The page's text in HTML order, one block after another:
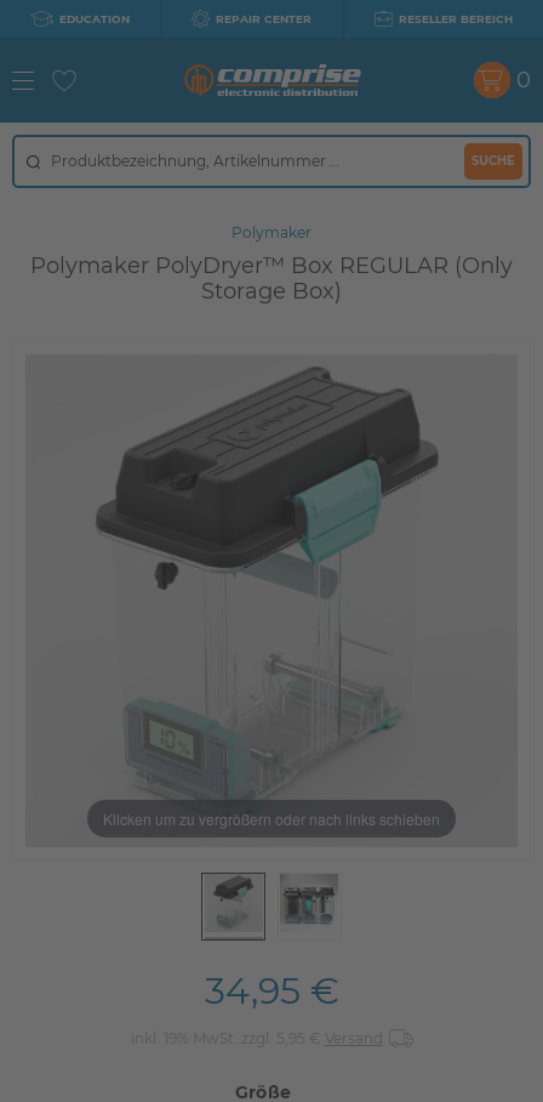
EDUCATION REPAIR CENTER RESELLER BEREICH
SUCHE
0
Polymaker
Polymaker PolyDryer™ Box REGULAR (Only
Storage Box)
Klicken um zu vergrößern oder nach links schieben
34,95 €
inkl. 19% MwSt. zzgl. 5,95 € Versand
Größe